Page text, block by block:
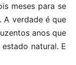
meses para se
A verdade é que
anos que
natural. E